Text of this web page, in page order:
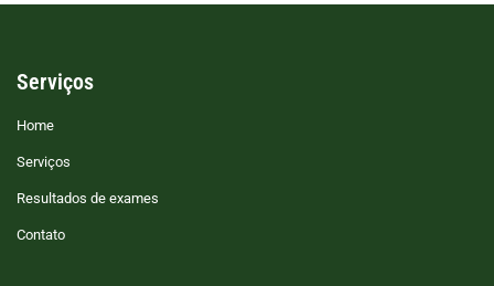
Serviços
Home
Serviços
Resultados de exames
Contato